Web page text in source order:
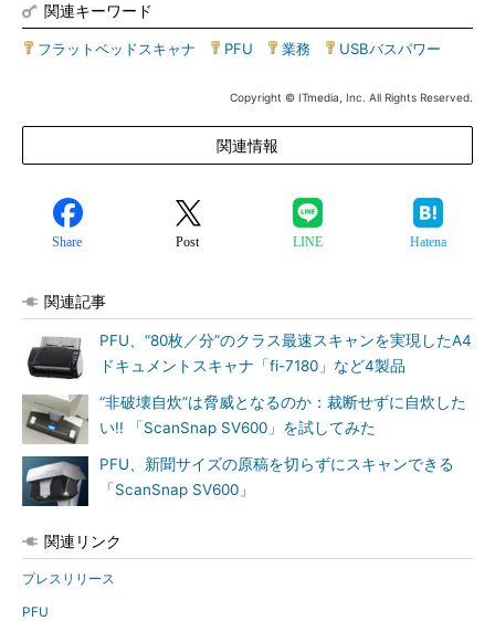
関連キーワード
フラットベッドスキャナ PFU 業務 USBバスパワー
Copyright © ITmedia, Inc. All Rights Reserved.
関連情報
Share Post LINE Hatena
関連記事
PFU、“80枚／分”のクラス最速スキャンを実現したA4
ドキュメントスキャナ「fi-7180」など4製品
“非破壊自炊”は脅威となるのか：裁断せずに自炊した
い!! 「ScanSnap SV600」を試してみた
PFU、新聞サイズの原稿を切らずにスキャンできる
「ScanSnap SV600」
関連リンク
プレスリリース
PFU